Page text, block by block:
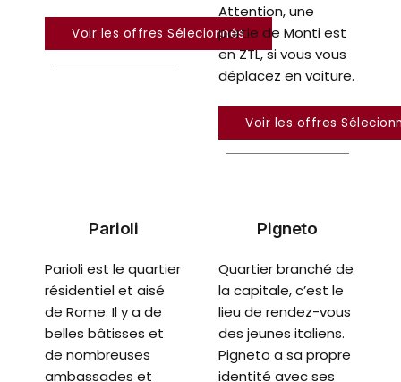
Voir les offres Sélecionnés
Attention, une
partie de Monti est
en ZTL, si vous vous
déplacez en voiture.
Voir les offres
Parioli
Parioli est le quartier
résidentiel et aisé
de Rome. Il y a de
belles bâtisses et
de nombreuses
ambassades et
Pigneto
Quartier branché de
la capitale, c’est le
lieu de rendez-vous
des jeunes italiens.
Pigneto a sa propre
identité avec ses